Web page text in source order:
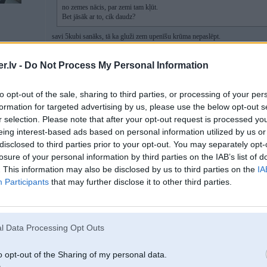
- Do Not Process My Personal Information
opt-out of the sale, sharing to third parties, or processing of your
for targeted advertising by us, please use the below opt-out
selection. Please note that after your opt-out request is processed
interest-based ads based on personal information utilized by us
to third parties prior to your opt-out. You may separately
of your personal information by third parties on the IAB’s list of
This information may also be disclosed by us to third parties on the
Participants that may further disclose it to other third parties.
Data Processing Opt Outs
opt-out of the Sharing of my personal data.
no zemes nācis, par zemi tam kļūt.
Bet jāsāk ar to, cik daudz?
savi 5kubi sanāks, tā ka gluži zem upenīšu krūma nepaslēpt.
Clean R un līdzīgos caurskatīju. Laikam jau jāņem būs konķiks. Diez vai
25. Jun 2025, 14:45
Pamegini irmest taja pasa feisiti, biezi vien kaiminos kads mekle tiesi cela
artalaka sturi, tad ir variants tikt vala.
25. Jun 2025, 15:54
Jautājums būs šeit par svara ierobežojumu vai nav jāskatās konteineram,